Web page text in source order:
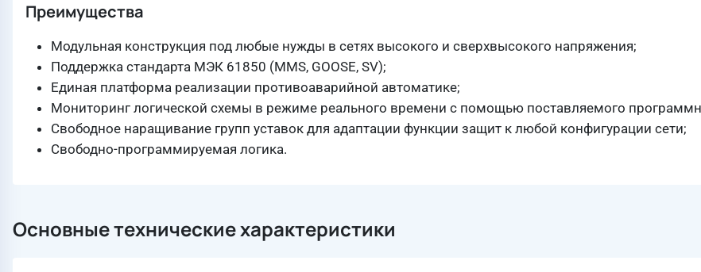
Преимущества
Модульная конструкция под любые нужды в сетях высокого и сверхвысокого напряжения;
Поддержка стандарта МЭК 61850 (MMS, GOOSE, SV);
Единая платформа реализации противоаварийной автоматике;
Мониторинг логической схемы в режиме реального времени с помощью поставляемого
Свободное наращивание групп уставок для адаптации функции защит к любой конфигурации сети;
Свободно-программируемая логика.
Основные технические характеристики